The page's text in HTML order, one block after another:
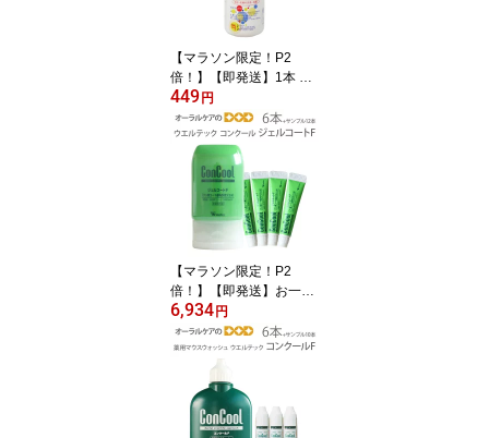
【マラソン限定！P2
倍！】【即発送】1本 兼
一薬品 消毒用エタノール
MIX 500ml【医薬部外
品】【カビ・食中毒予防
のための】【感染対策】
【メール便不可】
449円
【マラソン限定！P2
倍！】【即発送】お一人
様1回限り1セットまで！
ウエルテック コンクール
ConCool フッ素コート歯
みがきジェル ジェルコー
トF 90ml 1450ppm キシ
リトール配合 研磨剤なし
6本セット+サンプル5g×
6,934円